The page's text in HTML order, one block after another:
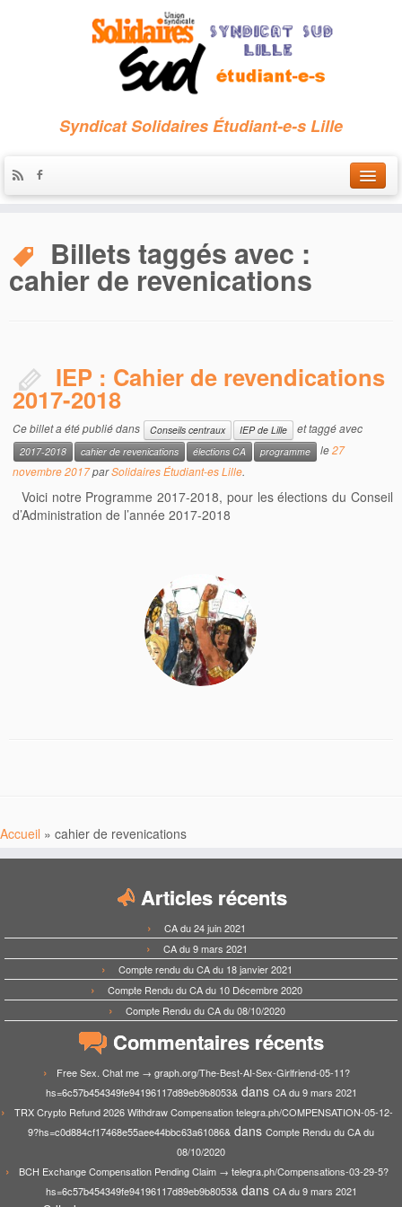
Syndicat Solidaires Étudiant-e-s Lille
Qui sommes-nous ?
Nous contacter
Billets taggés avec :
cahier de revenications
IEP : Cahier de revendications
2017-2018
Ce billet a été publié dans Conseils centraux IEP de Lille et taggé avec
2017-2018 cahier de revenications élections CA programme le27
novembre 2017parSolidaires Étudiant-es Lille.
Voici notre Programme 2017-2018, pour les élections du Conseil
d’Administration de l’année 2017-2018
Accueil » cahier de revenications
Articles récents
CA du 24 juin 2021
CA du 9 mars 2021
Compte rendu du CA du 18 janvier 2021
Compte Rendu du CA du 10 Décembre 2020
Compte Rendu du CA du 08/10/2020
Commentaires récents
Free Sex. Chat me → graph.org/The-Best-AI-Sex-Girlfriend-05-11?
hs=6c57b454349fe94196117d89eb9b8053&dans CA du 9 mars 2021
TRX Crypto Refund 2026 Withdraw Compensation telegra.ph/COMPENSATION-05-12-
9?hs=c0d884cf17468e55aee44bbc63a61086& dans Compte Rendu du CA du
08/10/2020
BCH Exchange Compensation Pending Claim → telegra.ph/Compensations-03-29-5?
hs=6c57b454349fe94196117d89eb9b8053&dans CA du 9 mars 2021